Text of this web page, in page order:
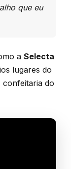
que eu
a Selecta
lugares do
confeitaria do